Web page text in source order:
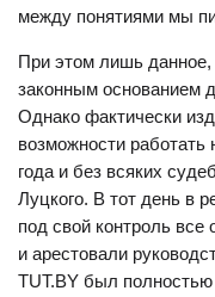
между понятиями мы
При этом лишь
законным основанием
Однако фактически
возможности
года и без всяких
Луцкого. В тот день в
под свой контроль все
и арестовали
TUT.BY был